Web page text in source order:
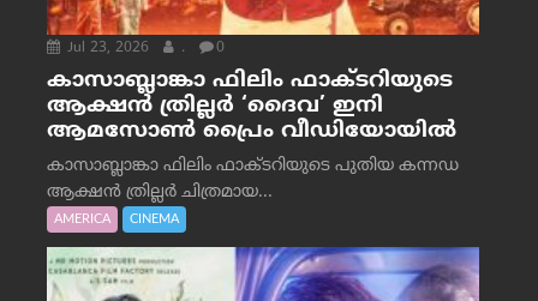
Jul 23, 2026 . 0
കാസാബ്ലാങ്കാ ഫിലിം ഫാക്ടറിയുടെ
ആക്ഷൻ ത്രില്ലർ ‘ദൈവ’ ഇനി
ആമസോൺ പ്രൈം വീഡിയോയിൽ
കാസാബ്ലാങ്കാ ഫിലിം ഫാക്ടറിയുടെ പുതിയ കന്നഡ
ആക്ഷൻ ത്രില്ലർ ചിത്രമായ...
AMERICA CINEMA